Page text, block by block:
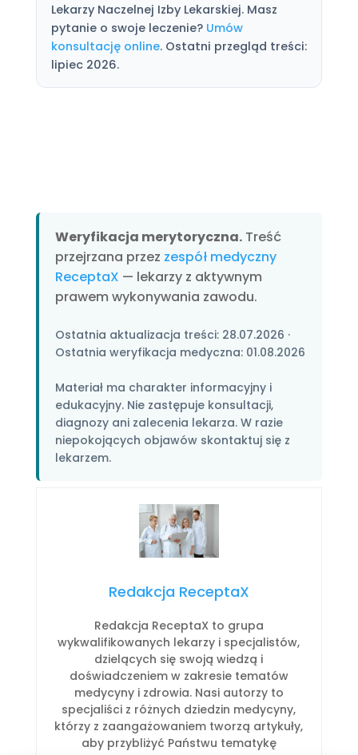
Lekarzy Naczelnej Izby Lekarskiej. Masz
pytanie o swoje leczenie? Umów
konsultację online. Ostatni przegląd treści:
lipiec 2026.
Weryfikacja merytoryczna.Treść
przejrzana przez zespół medyczny
ReceptaX — lekarzy z aktywnym
prawem wykonywania zawodu.
Ostatnia aktualizacja treści: 28.07.2026 ·
Ostatnia weryfikacja medyczna: 01.08.2026
Materiał ma charakter informacyjny i
edukacyjny. Nie zastępuje konsultacji,
diagnozy ani zalecenia lekarza. W razie
niepokojących objawów skontaktuj się z
lekarzem.
Redakcja ReceptaX
Redakcja ReceptaX to grupa
wykwalifikowanych lekarzy i specjalistów,
dzielących się swoją wiedzą i
doświadczeniem w zakresie tematów
medycyny i zdrowia. Nasi autorzy to
specjaliści z różnych dziedzin medycyny,
którzy z zaangażowaniem tworzą artykuły,
aby przybliżyć Państwu tematykę